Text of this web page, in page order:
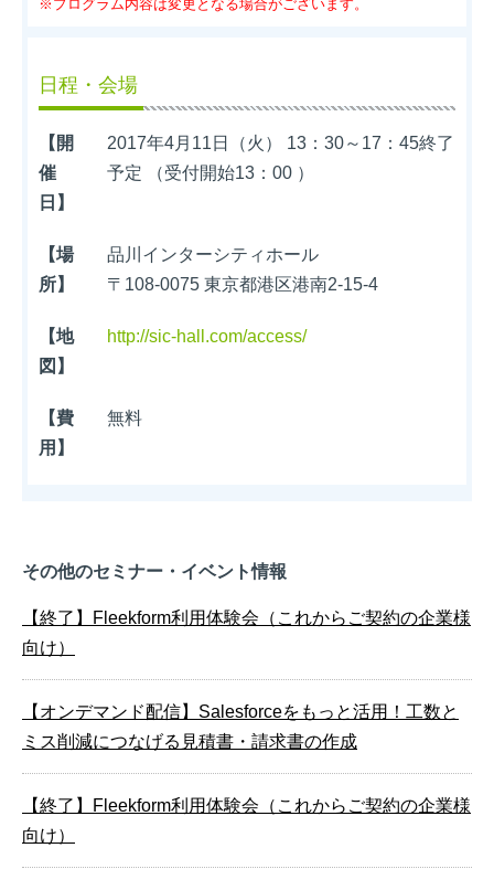
※プログラム内容は変更となる場合がございます。
日程・会場
【開
催
日】
2017年4月11日（火） 13：30～17：45終了
予定 （受付開始13：00 ）
【場
所】
品川インターシティホール
〒108-0075 東京都港区港南2-15-4
【地
図】
http://sic-hall.com/access/
【費
用】
無料
その他のセミナー・イベント情報
【終了】Fleekform利用体験会（これからご契約の企業様
向け）
【オンデマンド配信】Salesforceをもっと活用！工数と
ミス削減につなげる見積書・請求書の作成
【終了】Fleekform利用体験会（これからご契約の企業様
向け）